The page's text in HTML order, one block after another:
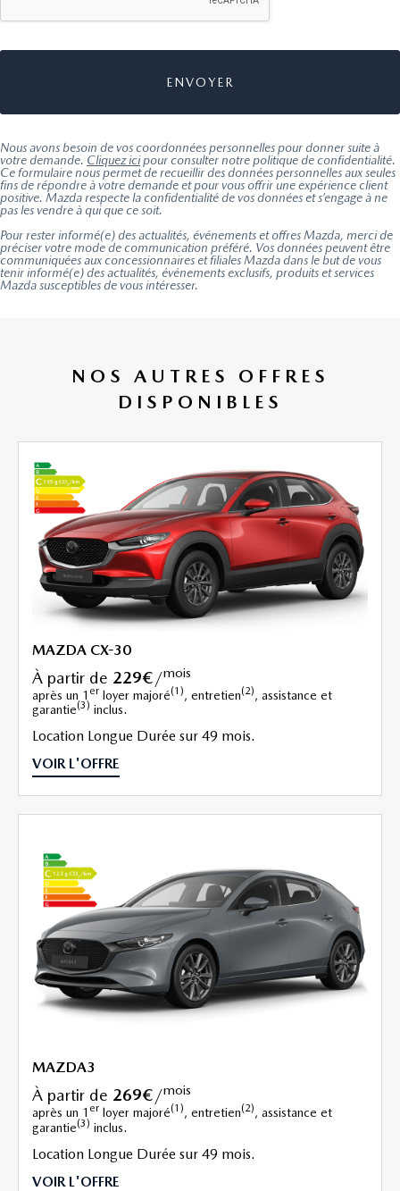
Nous avons besoin de vos coordonnées personnelles pour donner suite à
votre demande. Cliquez icipour consulter notre politique de confidentialité.
Ce formulaire nous permet de recueillir des données personnelles aux seules
fins de répondre à votre demande et pour vous offrir une expérience client
positive. Mazda respecte la confidentialité de vos données et s’engage à ne
pas les vendre à qui que ce soit.
Pour rester informé(e) des actualités, événements et offres Mazda, merci de
préciser votre mode de communication préféré. Vos données peuvent être
communiquées aux concessionnaires et filiales Mazda dans le but de vous
tenir informé(e) des actualités, événements exclusifs, produits et services
Mazda susceptibles de vous intéresser.
NOS AUTRES OFFRES
DISPONIBLES
MAZDA CX-30
à partir de 229€/mois
après un 1 er loyer majoré(1), entretien(2), assistance et
garantie(3) inclus.
Location Longue Durée sur 49 mois.
VOIR L'OFFRE
MAZDA3
à partir de 269€/mois
après un 1 er loyer majoré(1), entretien(2), assistance et
garantie(3) inclus.
Location Longue Durée sur 49 mois.
VOIR L'OFFRE